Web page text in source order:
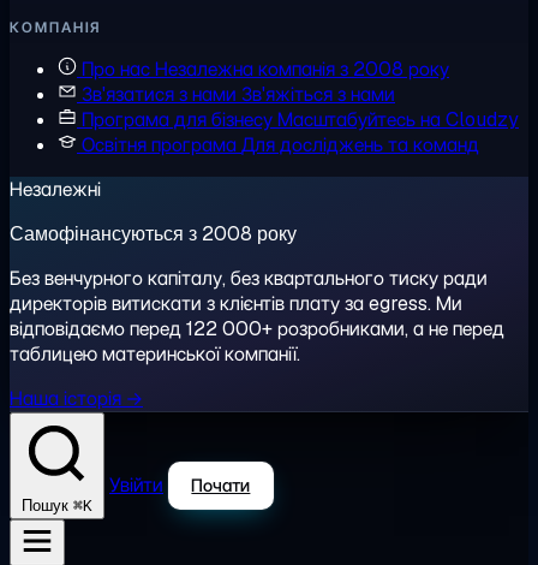
КОМПАНІЯ
Про насНезалежна компанія з 2008 року
Зв'язатися з нами Зв'яжіться з нами
Програма для бізнесуМасштабуйтесь на Cloudzy
Освітня програмаДля досліджень та команд
Незалежні
Самофінансуються з 2008 року
Без венчурного капіталу, без квартального тиску ради
директорів витискати з клієнтів плату за egress. Ми
відповідаємо перед 122 000+ розробниками, а не перед
таблицею материнської компанії.
Наша історія →
Пошук ⌘K
Увійти Почати